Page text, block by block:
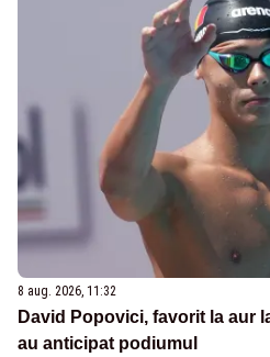
8 aug. 2026, 11:32
David Popovici, favorit la aur
au anticipat podiumul